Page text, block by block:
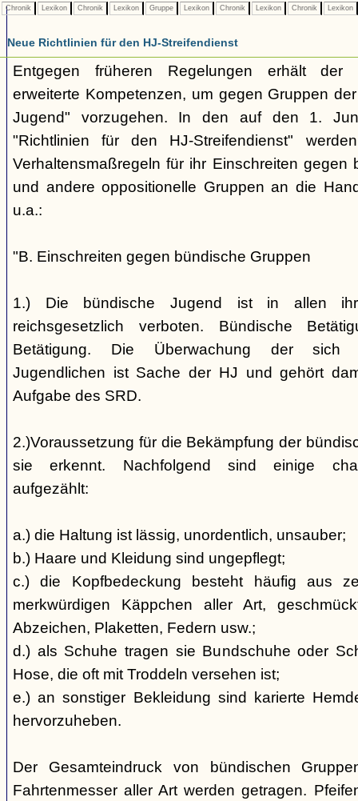
Chronik Lexikon Chronik Lexikon Gruppe Lexikon Chronik Lexikon Chronik Lexikon
Neue Richtlinien für den HJ-Streifendienst
Entgegen früheren Regelungen erhält der
erweiterte Kompetenzen, um gegen Gruppen
Jugend" vorzugehen. In den auf den 1.
"Richtlinien für den HJ-Streifendienst"
Verhaltensmaßregeln für ihr Einschreiten gegen
und andere oppositionelle Gruppen an die
u.a.:
"B. Einschreiten gegen bündische Gruppen
1.) Die bündische Jugend ist in allen
reichsgesetzlich verboten. Bündische
Betätigung. Die Überwachung der sich
Jugendlichen ist Sache der HJ und gehört
Aufgabe des SRD.
2.)Voraussetzung für die Bekämpfung der
sie erkennt. Nachfolgend sind einige
aufgezählt:
a.) die Haltung ist lässig, unordentlich, unsauber;
b.) Haare und Kleidung sind ungepflegt;
c.) die Kopfbedeckung besteht häufig aus
merkwürdigen Käppchen aller Art,
Abzeichen, Plaketten, Federn usw.;
d.) als Schuhe tragen sie Bundschuhe oder
Hose, die oft mit Troddeln versehen ist;
e.) an sonstiger Bekleidung sind karierte
hervorzuheben.
Der Gesamteindruck von bündischen
Fahrtenmesser aller Art werden getragen.